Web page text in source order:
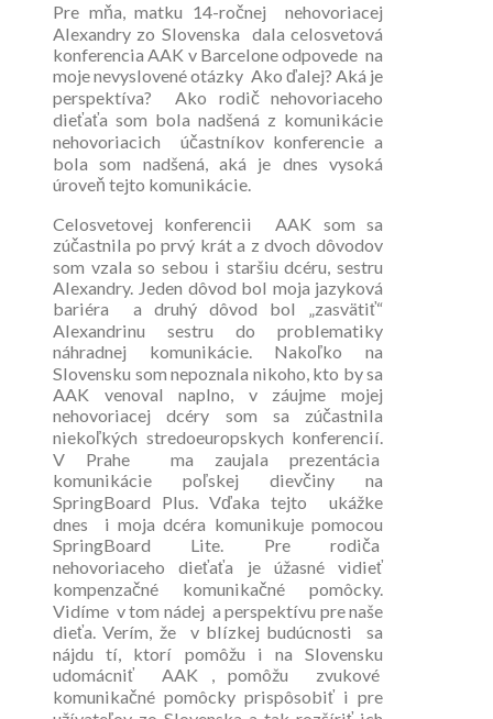
Pre mňa, matku 14-ročnej nehovoriacej
Alexandry zo Slovenska dala celosvetová
konferencia AAK v Barcelone odpovede na
moje nevyslovené otázky Ako ďalej? Aká je
perspektíva? Ako rodič nehovoriaceho
dieťaťa som bola nadšená z komunikácie
nehovoriacich účastníkov konferencie a
bola som nadšená, aká je dnes vysoká
úroveň tejto komunikácie.
Celosvetovej konferencii AAK som sa
zúčastnila po prvý krát a z dvoch dôvodov
som vzala so sebou i staršiu dcéru, sestru
Alexandry. Jeden dôvod bol moja jazyková
bariéra a druhý dôvod bol „zasvätiť“
Alexandrinu sestru do problematiky
náhradnej komunikácie. Nakoľko na
Slovensku som nepoznala nikoho, kto by sa
AAK venoval naplno, v záujme mojej
nehovoriacej dcéry som sa zúčastnila
niekoľkých stredoeuropskych konferencií.
V Prahe ma zaujala prezentácia
komunikácie poľskej dievčiny na
SpringBoard Plus. Vďaka tejto ukážke
dnes i moja dcéra komunikuje pomocou
SpringBoard Lite. Pre rodiča
nehovoriaceho dieťaťa je úžasné vidieť
kompenzačné komunikačné pomôcky.
Vidíme v tom nádej a perspektívu pre naše
dieťa. Verím, že v blízkej budúcnosti sa
nájdu tí, ktorí pomôžu i na Slovensku
udomácniť AAK , pomôžu zvukové
komunikačné pomôcky prispôsobiť i pre